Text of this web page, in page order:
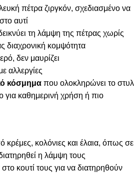
πέτρα ζιργκόν, σχεδιασμένο να
αυτί
τη λάμψη της πέτρας χωρίς
διαχρονική κομψότητα
δεν μαυρίζει
αλλεργίες
κόσμημα που ολοκληρώνει το στυλ
για καθημερινή χρήση ή πιο
κρέμες, κολόνιες και έλαια, όπως σε
η λάμψη τους
κουτί τους για να διατηρηθούν